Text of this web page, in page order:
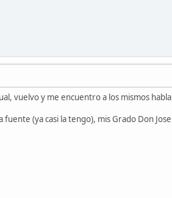
vuelvo y me encuentro a los mismos
fuente (ya casi la tengo), mis Grado Don